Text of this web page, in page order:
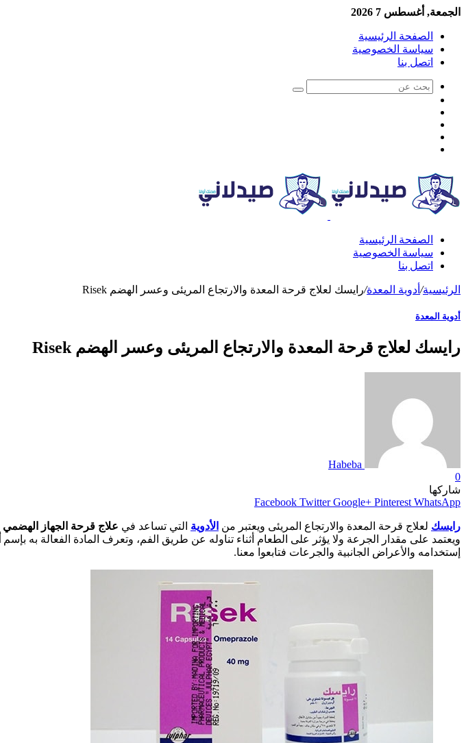
الجمعة, أغسطس 7 2026
الصفحة الرئيسية
سياسة الخصوصية
اتصل بنا
الصفحة الرئيسية
سياسة الخصوصية
اتصل بنا
الرئيسية/ أدوية المعدة/رايسك لعلاج قرحة المعدة والارتجاع المريئى وعسر الهضم Risek
أدوية المعدة
رايسك لعلاج قرحة المعدة والارتجاع المريئى وعسر الهضم Risek
Habeba
0
شاركها
Facebook Twitter Google+ Pinterest WhatsApp
رايسك لعلاج قرحة المعدة والارتجاع المريئى ويعتبر من الأدوية التي تساعد في علاج قرحة الجهاز الهضمي
ويعتمد على مقدار الجرعة ولا يؤثر على الطعام أثناء تناوله عن طريق الفم، وتعرف المادة الفعالة به بإسم
إستخدامه والأعراض الجانبية والجرعات فتابعوا معنا.